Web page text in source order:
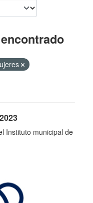
Instituto municipal de